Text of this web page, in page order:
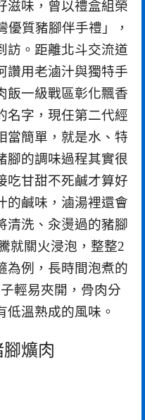
滋味，曾以禮盒組榮
優質豬腳伴手禮」，
訪。距離北斗交流道
讚用老滷汁與獨特手
飯一級戰區彰化飄香
名字，現任第二代經
當簡單，就是水、特
腳的調味過程其實很
吃甘甜不死鹹才算好
的鹹味，滷湯裡還會
清洗、汆燙過的豬腳
就關火浸泡，整整2
為例，長時間泡煮的
輕易夾開，骨肉分
低溫熟成的風味。
爌肉